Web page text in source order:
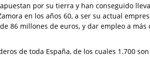
por su tierra y han conseguido
en los años 60, a ser su actual
86 millones de euros, y dar empleo a más
de toda España, de los cuales 1.700